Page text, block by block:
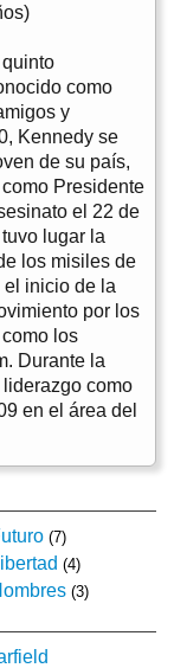
como
y
Kennedy se
de su país,
Presidente
el 22 de
lugar la
los misiles de
inicio de la
por los
los
Durante la
como
en el área del
(7)
(4)
(3)